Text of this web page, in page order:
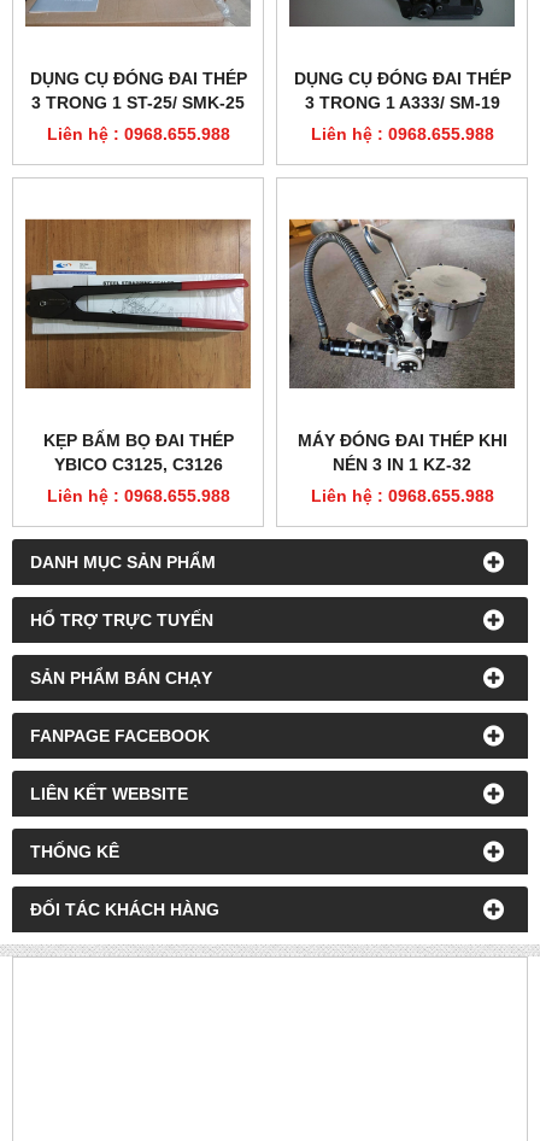
DANH MỤC SẢN PHẨM
HỔ TRỢ TRỰC TUYẾN
SẢN PHẨM BÁN CHẠY
FANPAGE FACEBOOK
LIÊN KẾT WEBSITE
THỐNG KÊ
ĐỐI TÁC KHÁCH HÀNG
DỤNG CỤ ĐÓNG ĐAI THÉP
3 TRONG 1 ST-25/ SMK-25
Liên hệ : 0968.655.988
DỤNG CỤ ĐÓNG ĐAI THÉP
3 TRONG 1 A333/ SM-19
Liên hệ : 0968.655.988
KẸP BẤM BỌ ĐAI THÉP
YBICO C3125, C3126
Liên hệ : 0968.655.988
MÁY ĐÓNG ĐAI THÉP KHI
NÉN 3 IN 1 KZ-32
Liên hệ : 0968.655.988